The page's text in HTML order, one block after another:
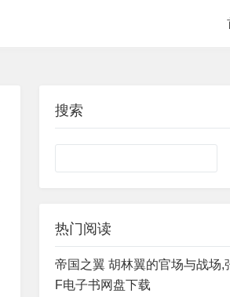
搜索
热门阅读
帝国之翼 胡林翼的官场与战场,
F电子书网盘下载